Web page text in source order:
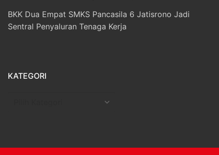
BKK Dua Empat SMKS Pancasila 6 Jatisrono Jadi
Sentral Penyaluran Tenaga Kerja
KATEGORI